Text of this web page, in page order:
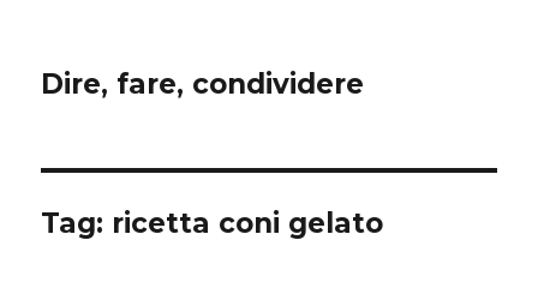
Dire, fare, condividere
Tag: ricetta coni gelato